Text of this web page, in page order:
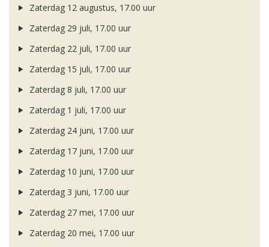
Zaterdag 12 augustus, 17.00 uur
Zaterdag 29 juli, 17.00 uur
Zaterdag 22 juli, 17.00 uur
Zaterdag 15 juli, 17.00 uur
Zaterdag 8 juli, 17.00 uur
Zaterdag 1 juli, 17.00 uur
Zaterdag 24 juni, 17.00 uur
Zaterdag 17 juni, 17.00 uur
Zaterdag 10 juni, 17.00 uur
Zaterdag 3 juni, 17.00 uur
Zaterdag 27 mei, 17.00 uur
Zaterdag 20 mei, 17.00 uur